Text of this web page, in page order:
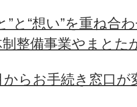
”と“想い”を重ね合
制整備事業やまとた
からお手続き窓口が